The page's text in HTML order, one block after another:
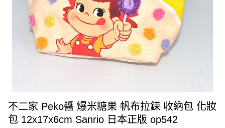
不二家 Peko醬 爆米糖果 帆布拉鍊 收納包 化妝
包 12x17x6cm Sanrio 日本正版 op542